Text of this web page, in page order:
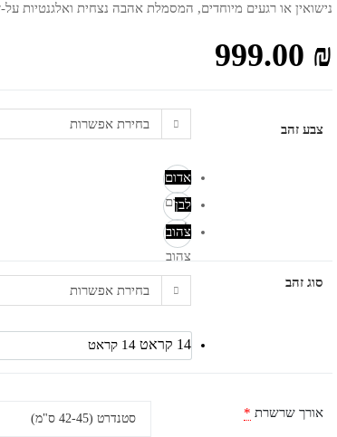
נישואין או רגעים מיוחדים, המסמלת אהבה נצחית ואלגנטיות על-
999.00 ₪
צבע זהב בחירת אפשרות
אדום
אדום
לבן
לבן
צהוב
צהוב
סוג זהב
בחירת אפשרות
14 קראט 14 קראט
אורך שרשרת *